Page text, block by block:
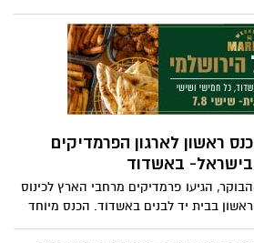
הלומד במרו"ם – מרכז רוח ומדע לתלמידים
מחוננים ומצטיינים באשדוד
כנס ראשון לארגון הפרמדיקים
בישראל- באשדוד
הבוקר, הגיעו פרמדיקים מרחבי הארץ לכינוס
ראשון בבית יד לבנים באשדוד. הכנס מיוחד
היות ומדובר באירוע החשוב ביותר עבור